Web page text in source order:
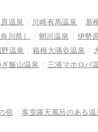
温泉 川崎有馬温泉 新
川県） 蛸川温泉 伊勢
温泉 箱根大涌谷温泉
ぎ飯山温泉 三浦マホロバ
宿 客室露天風呂のある温